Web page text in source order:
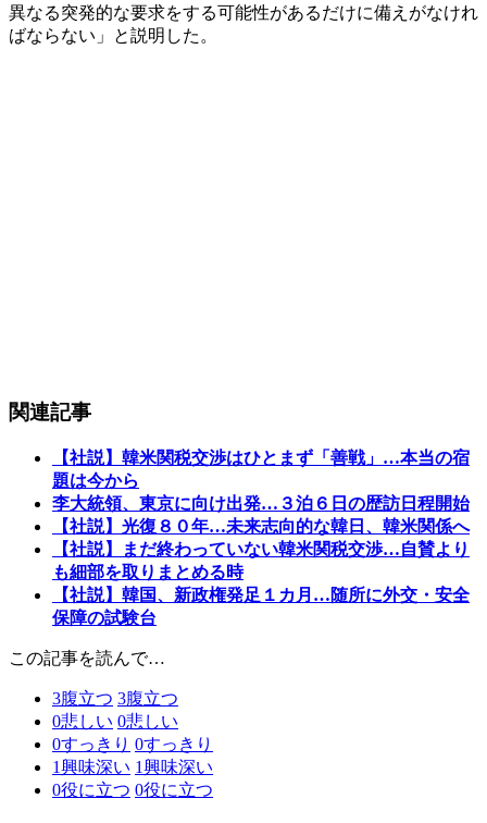
異なる突発的な要求をする可能性があるだけに備えがなけれ
ばならない」と説明した。
関連記事
【社説】韓米関税交渉はひとまず「善戦」…本当の宿
題は今から
李大統領、東京に向け出発…３泊６日の歴訪日程開始
【社説】光復８０年…未来志向的な韓日、韓米関係へ
【社説】まだ終わっていない韓米関税交渉…自賛より
も細部を取りまとめる時
【社説】韓国、新政権発足１カ月…随所に外交・安全
保障の試験台
この記事を読んで…
3腹立つ 3腹立つ
0悲しい 0悲しい
0すっきり 0すっきり
1興味深い 1興味深い
0役に立つ 0役に立つ